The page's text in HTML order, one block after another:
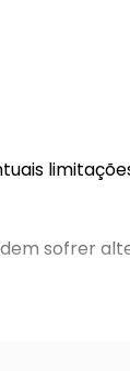
sofrer